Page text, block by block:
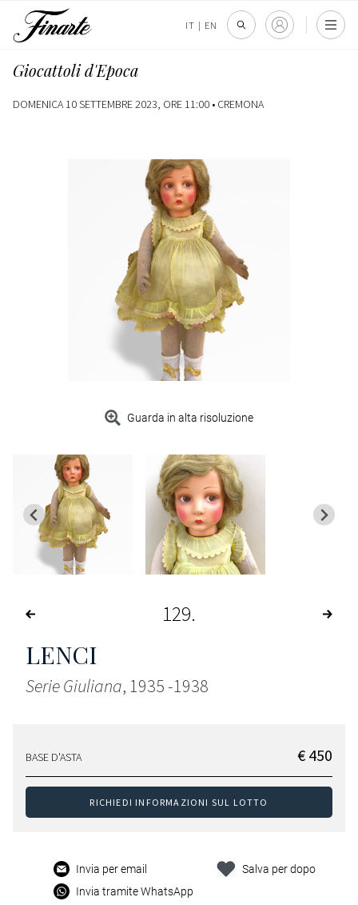
IT | EN
Giocattoli d'Epoca
DOMENICA 10 SETTEMBRE 2023, ORE 11:00 • CREMONA
Guarda in alta risoluzione
129
LENCI
Serie Giuliana, 1935 -1938
BASE D'ASTA € 450
RICHIEDI INFORMAZIONI SUL LOTTO
Invia per email
Invia tramite WhatsApp
Salva per dopo